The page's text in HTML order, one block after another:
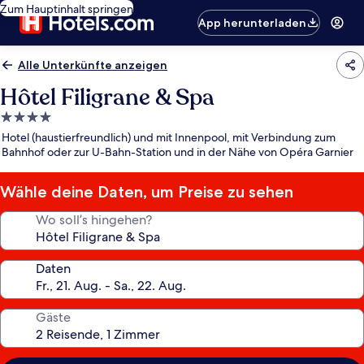
Zum Hauptinhalt springen
App herunterladen
Alle Unterkünfte anzeigen
Hôtel Filigrane & Spa
4.0-
Sterne-
Unterkunft
Hotel (haustierfreundlich) und mit Innenpool, mit Verbindung zum
Bahnhof oder zur U-Bahn-Station und in der Nähe von Opéra Garnier
Wähle deine Daten, um Preise zu sehen
Wo soll’s hingehen?
Daten
Gäste